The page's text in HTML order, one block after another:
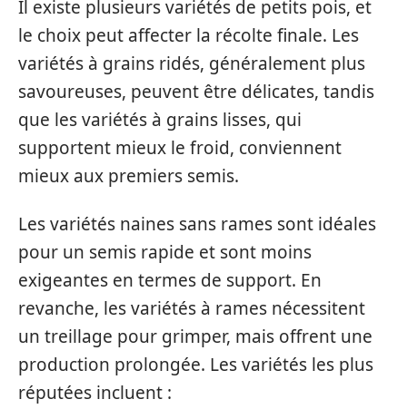
Il existe plusieurs variétés de petits pois, et
le choix peut affecter la récolte finale. Les
variétés à grains ridés, généralement plus
savoureuses, peuvent être délicates, tandis
que les variétés à grains lisses, qui
supportent mieux le froid, conviennent
mieux aux premiers semis.
Les variétés naines sans rames sont idéales
pour un semis rapide et sont moins
exigeantes en termes de support. En
revanche, les variétés à rames nécessitent
un treillage pour grimper, mais offrent une
production prolongée. Les variétés les plus
réputées incluent :